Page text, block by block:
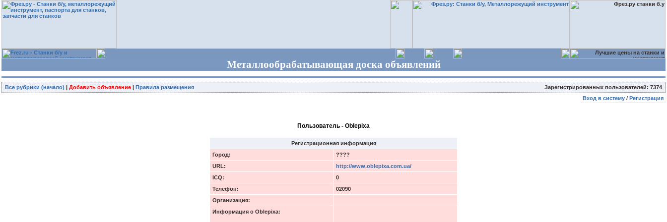
Металлообрабатывающая доска объявлений
Все рубрики (начало) | Добавить объявление | Правила размещения
Зарегистрированных пользователей: 7374
Вход в систему / Регистрация
Пользователь - Oblepixa
Регистрационная информация
Город:
????
URL:
http://www.oblepixa.com.ua/
ICQ:
0
Телефон:
02090
Организация:
Информация о Oblepixa: